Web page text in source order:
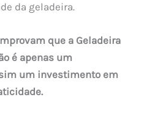
da geladeira.
que a Geladeira
é apenas um
um investimento em